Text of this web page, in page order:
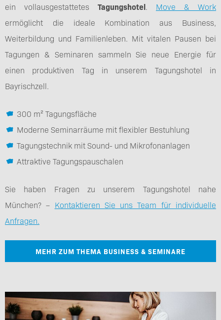
ein vollausgestattetes Tagungshotel. Move & Work
ermöglicht die ideale Kombination aus Business,
Weiterbildung und Familienleben. Mit vitalen Pausen bei
Tagungen & Seminaren sammeln Sie neue Energie für
einen produktiven Tag in unserem Tagungshotel in
Bayrischzell.
300 m² Tagungsfläche
Moderne Seminarräume mit flexibler Bestuhlung
Tagungstechnik mit Sound- und Mikrofonanlagen
Attraktive Tagungspauschalen
Sie haben Fragen zu unserem Tagungshotel nahe
München? – Kontaktieren Sie uns Team für individuelle
Anfragen.
MEHR ZUM THEMA BUSINESS & SEMINARE